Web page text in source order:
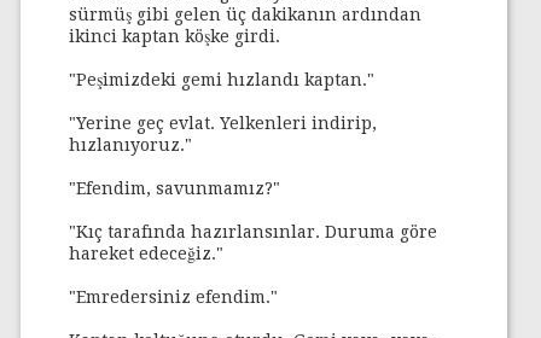
sürmüş gibi gelen üç dakikanın ardından
ikinci kaptan köşke girdi.
"Peşimizdeki gemi hızlandı kaptan."
"Yerine geç evlat. Yelkenleri indirip,
hızlanıyoruz."
"Efendim, savunmamız?"
"Kıç tarafında hazırlansınlar. Duruma göre
hareket edeceğiz."
"Emredersiniz efendim."